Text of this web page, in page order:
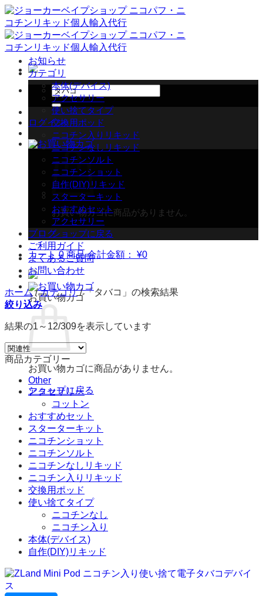
Skip
to
content
検
索
対
象:
ログイン
お買い物カゴに商品がありません。
ショップに戻る
カート0 商品 合計金額： ¥0
お買い物カゴ
お買い物カゴに商品がありません。
ショップに戻る
お知らせ
カテゴリ
本体(デバイス)
アクセサリー
使い捨てタイプ
交換用ポッド
ニコチン入りリキッド
ニコチンなしリキッド
ニコチンソルト
ニコチンショット
自作(DIY)リキッド
スターターキット
おすすめセット
アクセサリー
ブログ
ご利用ガイド
よくあるご質問
お問い合わせ
ホーム / カテゴリ /「タバコ」の検索結果
絞り込み
結果の1～12/309を表示しています
商品カテゴリー
Other
アクセサリー
コットン
おすすめセット
スターターキット
ニコチンショット
ニコチンソルト
ニコチンなしリキッド
ニコチン入りリキッド
交換用ポッド
使い捨てタイプ
ニコチンなし
ニコチン入り
本体(デバイス)
自作(DIY)リキッド